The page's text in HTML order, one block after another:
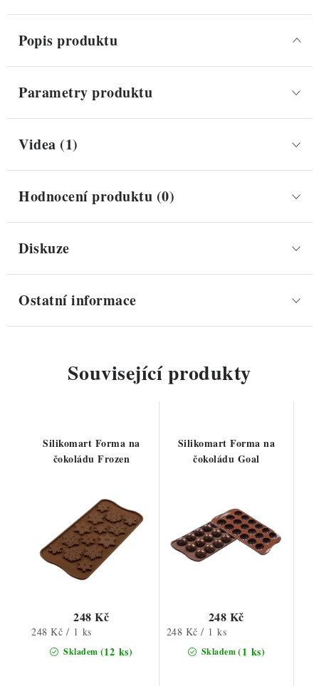
Popis produktu
Parametry produktu
Videa (1)
Hodnocení produktu (0)
Diskuze
Ostatní informace
Související produkty
Silikomart Forma na
čokoládu Frozen
Skladem (12 ks)
248 Kč
Měrná
cena:
248 Kč / 1 ks
Silikomart Forma na
čokoládu Goal
Skladem(1 ks)
248 Kč
Měrná
248 Kč / 1 ks